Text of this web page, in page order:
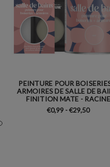
PEINTURE POUR
ARMOIRES DE SALLE DE
FINITION MATE - RACINE
€0,99 - €29,50